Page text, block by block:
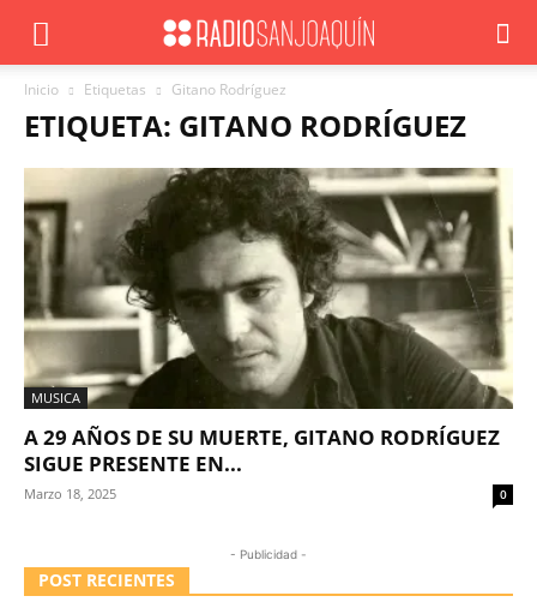
Inicio Etiquetas Gitano Rodríguez
ETIQUETA: GITANO RODRÍGUEZ
MUSICA
A 29 AÑOS DE SU MUERTE, GITANO RODRÍGUEZ
SIGUE PRESENTE EN...
Marzo 18, 2025 0
- Publicidad -
POST RECIENTES